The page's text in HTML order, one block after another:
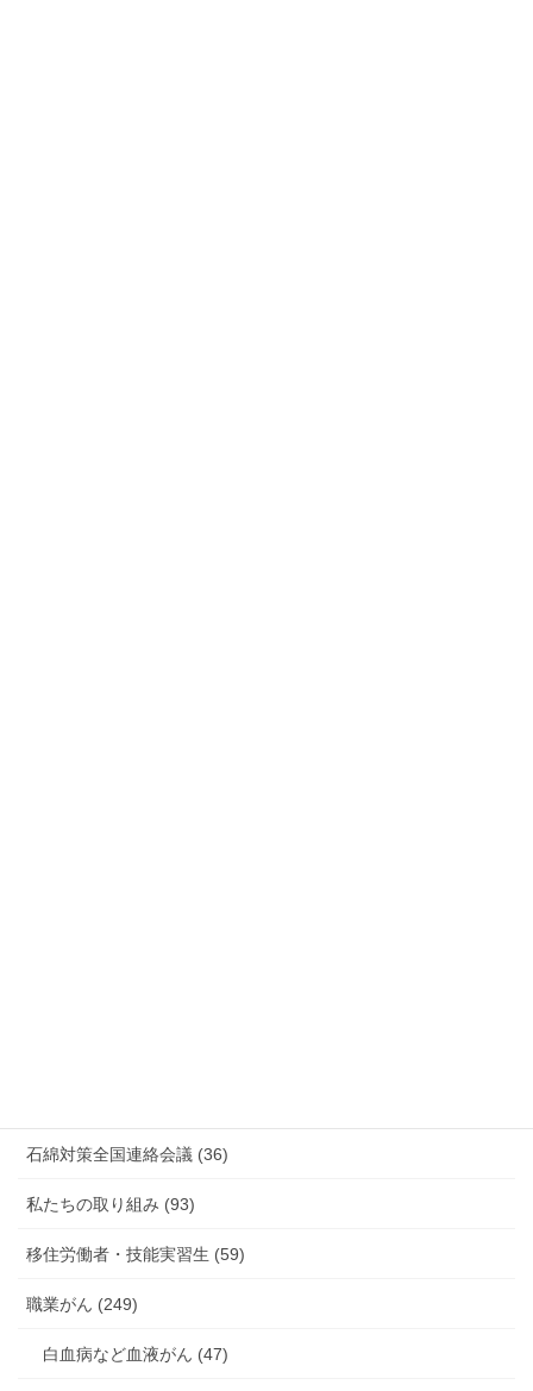
石綿対策全国連絡会議 (36)
私たちの取り組み (93)
移住労働者・技能実習生 (59)
職業がん (249)
白血病など血液がん (47)